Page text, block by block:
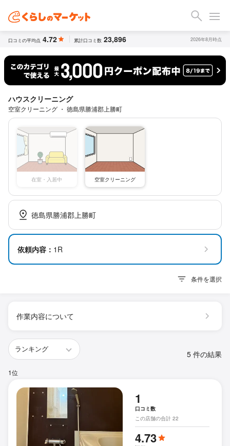
口コミの平均点 4.72 累計口コミ数 23,896 2026年8月時点
ハウスクリーニング
空室クリーニング ・ 徳島県勝浦郡上勝町
在室・入居中 空室クリーニング
徳島県勝浦郡上勝町
依頼内容： 1R
条件を選択
作業内容について
5 件の結果
1位
1
口コミ数
この店舗の合計 22
4.73